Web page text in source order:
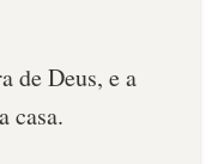
de Deus, e a
casa.